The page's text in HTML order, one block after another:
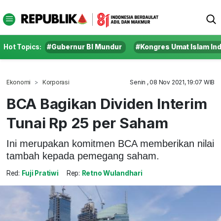
Hot Topics: #Gubernur BI Mundur #Kongres Umat Islam
Ekonomi Korporasi Senin , 08 Nov 2021, 19:07 WIB
BCA Bagikan Dividen Interim
Tunai Rp 25 per Saham
Ini merupakan komitmen BCA memberikan nilai
tambah kepada pemegang saham.
Red: Fuji Pratiwi Rep: Retno Wulandhari